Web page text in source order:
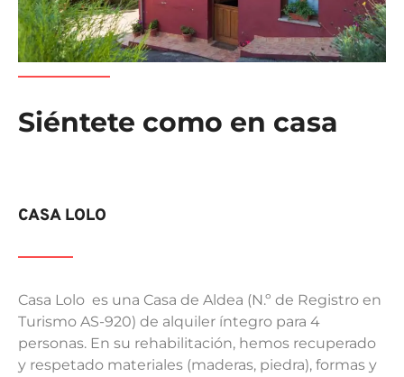
Siéntete como en casa
CASA LOLO
Casa Lolo es una Casa de Aldea (N.º de Registro en
Turismo AS-920) de alquiler íntegro para 4
personas. En su rehabilitación, hemos recuperado
y respetado materiales (maderas, piedra), formas y